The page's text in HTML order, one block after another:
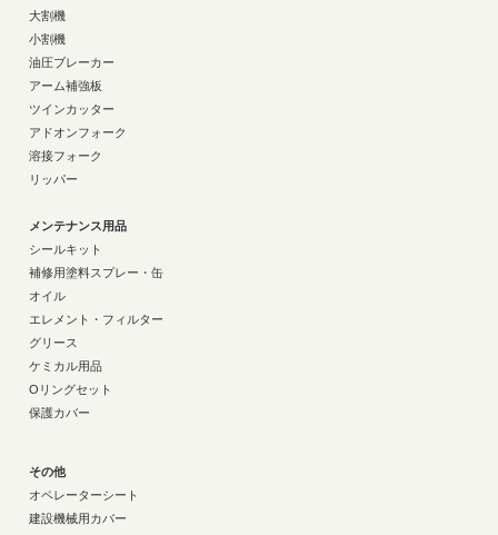
大割機
小割機
油圧ブレーカー
アーム補強板
ツインカッター
アドオンフォーク
溶接フォーク
リッパー
メンテナンス用品
シールキット
補修用塗料スプレー・缶
オイル
エレメント・フィルター
グリース
ケミカル用品
Oリングセット
保護カバー
その他
オペレーターシート
建設機械用カバー